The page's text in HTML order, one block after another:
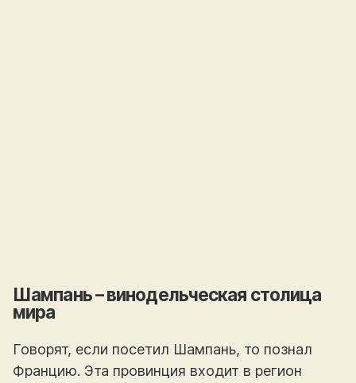
Шампань – винодельческая столица
мира
Говорят, если посетил Шампань, то познал
Францию. Эта провинция входит в регион